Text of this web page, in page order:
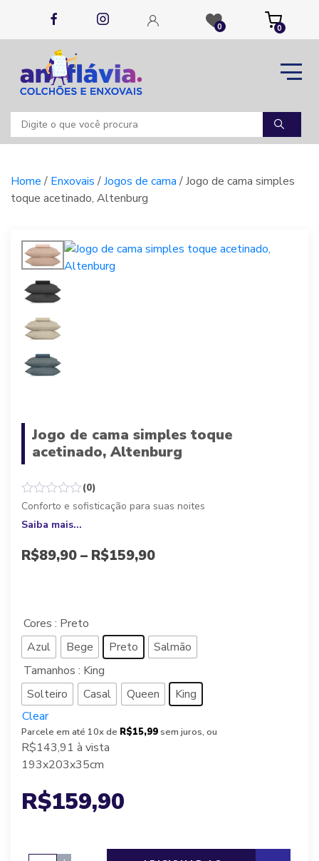
0 0
Home/ Enxovais/Jogos de cama/ Jogo de cama simples
toque acetinado, Altenburg
Jogo de cama simples toque
acetinado, Altenburg
(0)
Conforto e sofisticação para suas noites
Saiba mais...
R$89,90– R$159,90
Cores : Preto
Azul
Bege Preto
Salmão
Tamanhos : King
Solteiro
Casal Queen
King
Clear
Parcele em até 10x de R$15,99sem juros, ou
R$143,91 à vista
193x203x35cm
R$159,90